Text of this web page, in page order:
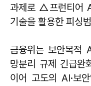
과제로 △프런티어
기술을 활용한 피싱
금융위는 보안목적
망분리 규제 긴급완
이어 고도의 AI·보